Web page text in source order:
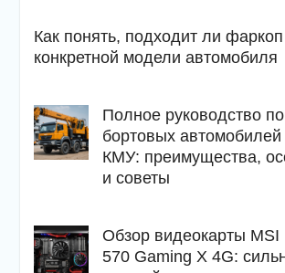
Как понять, подходит ли фаркоп
конкретной модели автомобиля
Полное руководство
бортовых
КМУ: преимущества,
и советы
Обзор видеокарты MSI
570 Gaming X 4G: